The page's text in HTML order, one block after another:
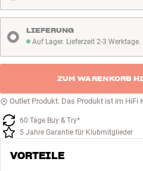
Auf Lager. Lieferzeit 2-3 Werktage
Auf Lager. Lieferzeit 2-3 Werktage.
LIEFERUNG
ZUM WARENKORB
Outlet Produkt. Das Produkt ist im HiFi
60 Tage Buy & Try*
5 Jahre Garantie für Klubmitglieder
VORTEILE